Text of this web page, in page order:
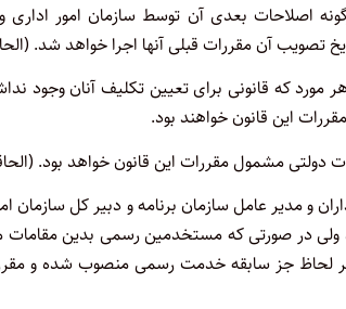
اصلاحات بعدی آن توسط سازمان امور
آن مقررات قبلی آنها اجرا خواهد شد. (الحاقی
که قانونی برای تعیین تکلیف آنان وجود
این قانون خواهند بود.
مشمول مقررات این قانون خواهد بود. (الحاقی مصوب
و مدیر عامل سازمان برنامه و دبیر کل
ولی در صورتی که مستخدمین رسمی بدین مقامات
جز سابقه خدمت رسمی منصوب شده و